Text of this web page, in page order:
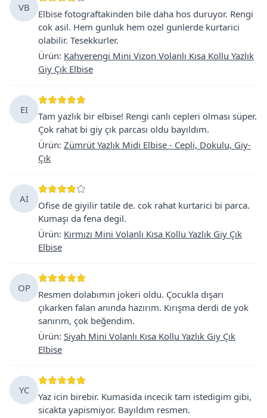
VB
Elbise fotograftakinden bile daha hos duruyor. Rengi
cok asil. Hem gunluk hem ozel gunlerde kurtarici
olabilir. Tesekkurler.
Ürün: Kahverengi Mini Vizon Volanlı Kısa Kollu Yazlık
Giy Çık Elbise
EI
Tam yazlık bir elbise! Rengi canlı cepleri olması süper.
Çok rahat bi giy çık parcası oldu bayıldım.
Ürün: Zümrüt Yazlık Midi Elbise - Cepli, Dokulu, Giy-
Çık
Aİ
Ofise de giyilir tatile de. cok rahat kurtarici bi parca.
Kumaşı da fena degil.
Ürün: Kırmızı Mini Volanlı Kısa Kollu Yazlık Giy Çık
Elbise
OP
Resmen dolabımın jokeri oldu. Çocukla dışarı
çıkarken falan anında hazırım. Kırışma derdi de yok
sanırım, çok beğendim.
Ürün: Siyah Mini Volanlı Kısa Kollu Yazlık Giy Çık
Elbise
YC
Yaz icin birebir. Kumasida incecik tam istedigim gibi,
sicakta yapismiyor. Bayıldım resmen.